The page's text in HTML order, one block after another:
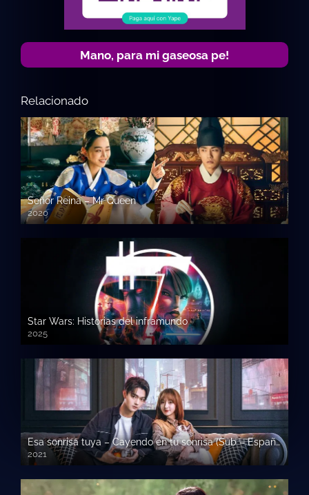
Mano, para mi gaseosa pe!
Relacionado
Señor Reina – Mr Queen
2020
Star Wars: Historias del inframundo
2025
Esa sonrisa tuya – Cayendo en tu sonrisa (Sub – Español)
2021